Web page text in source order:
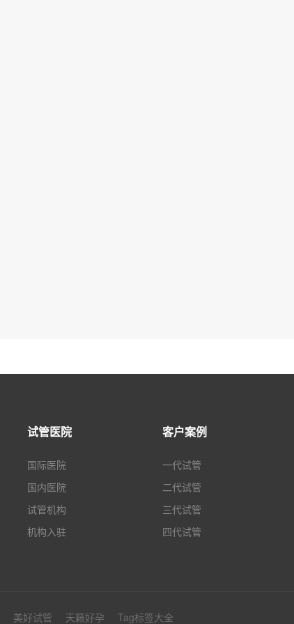
试管医院
国际医院
国内医院
试管机构
机构入驻
客户案例
一代试管
二代试管
三代试管
四代试管
美好试管 天籁好孕 Tag标签大全